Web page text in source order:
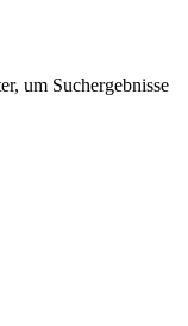
um Suchergebnisse